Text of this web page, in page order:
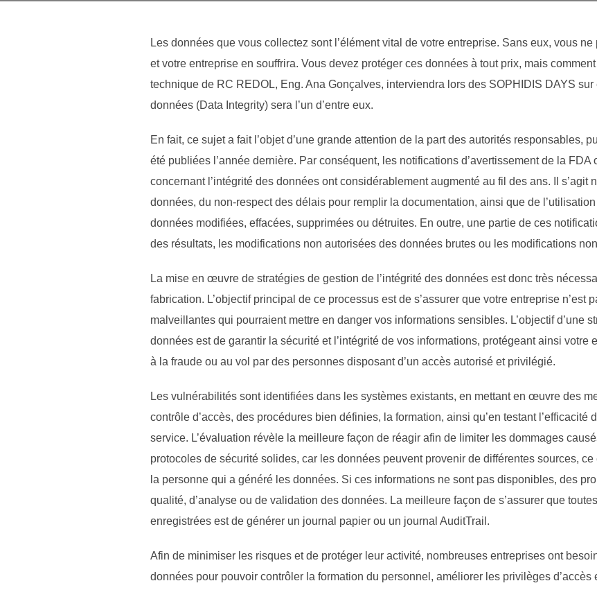
Les données que vous collectez sont l’élément vital de votre entreprise. Sans eux, vous
et votre entreprise en souffrira. Vous devez protéger ces données à tout prix, mais
technique de RC REDOL, Eng. Ana Gonçalves, interviendra lors des SOPHIDIS DAYS sur
données (Data Integrity) sera l’un d’entre eux.
En fait, ce sujet a fait l’objet d’une grande attention de la part des autorités responsables,
été publiées l’année dernière. Par conséquent, les notifications d’avertissement de la
concernant l’intégrité des données ont considérablement augmenté au fil des ans. Il s’agit
données, du non-respect des délais pour remplir la documentation, ainsi que de
données modifiées, effacées, supprimées ou détruites. En outre, une partie de ces
des résultats, les modifications non autorisées des données brutes ou les modifications
La mise en œuvre de stratégies de gestion de l’intégrité des données est donc très
fabrication. L’objectif principal de ce processus est de s’assurer que votre entreprise n’est
malveillantes qui pourraient mettre en danger vos informations sensibles. L’objectif d’une
données est de garantir la sécurité et l’intégrité de vos informations, protégeant ainsi votre
à la fraude ou au vol par des personnes disposant d’un accès autorisé et privilégié.
Les vulnérabilités sont identifiées dans les systèmes existants, en mettant en œuvre des
contrôle d’accès, des procédures bien définies, la formation, ainsi qu’en testant l’efficacité
service. L’évaluation révèle la meilleure façon de réagir afin de limiter les dommages
protocoles de sécurité solides, car les données peuvent provenir de différentes sources,
la personne qui a généré les données. Si ces informations ne sont pas disponibles, des
qualité, d’analyse ou de validation des données. La meilleure façon de s’assurer que
enregistrées est de générer un journal papier ou un journal AuditTrail.
Afin de minimiser les risques et de protéger leur activité, nombreuses entreprises ont
données pour pouvoir contrôler la formation du personnel, améliorer les privilèges